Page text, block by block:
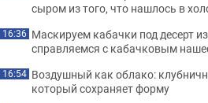
сыром из того, что нашлось в
16:36 Маскируем кабачки под десерт
справляемся с кабачковым
16:54 Воздушный как облако:
который сохраняет форму